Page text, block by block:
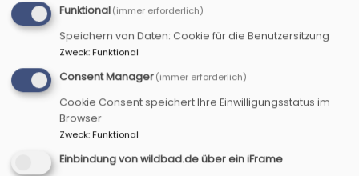
91541 Rothenburg o.d.T.
Tel 09861 93 42 11
thomas.glueck@bildung-evangelisch.com
Funktional(immer erforderlich)
Speichern von Daten: Cookie für die Benutzersitzung
Zweck:Funktional
Consent Manager(immer erforderlich)
Cookie Consent speichert Ihre Einwilligungsstatus im
Browser
Zweck:Funktional
Einbindung von wildbad.de über ein iFrame